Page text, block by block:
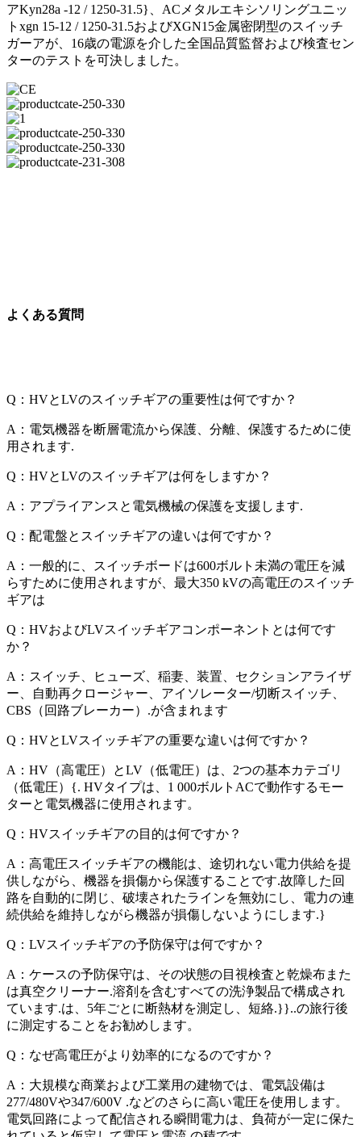
アKyn28a -12 / 1250-31.5}、ACメタルエキシソリングユニッ
トxgn 15-12 / 1250-31.5およびXGN15金属密閉型のスイッチ
ガーアが、16歳の電源を介した全国品質監督および検査セン
ターのテストを可決しました。
よくある質問
Q：HVとLVのスイッチギアの重要性は何ですか？
A：電気機器を断層電流から保護、分離、保護するために使
用されます.
Q：HVとLVのスイッチギアは何をしますか？
A：アプライアンスと電気機械の保護を支援します.
Q：配電盤とスイッチギアの違いは何ですか？
A：一般的に、スイッチボードは600ボルト未満の電圧を減
らすために使用されますが、最大350 kVの高電圧のスイッチ
ギアは
Q：HVおよびLVスイッチギアコンポーネントとは何です
か？
A：スイッチ、ヒューズ、稲妻、装置、セクションアライザ
ー、自動再クロージャー、アイソレーター/切断スイッチ、
CBS（回路ブレーカー）.が含まれます
Q：HVとLVスイッチギアの重要な違いは何ですか？
A：HV（高電圧）とLV（低電圧）は、2つの基本カテゴリ
（低電圧）{. HVタイプは、1 000ボルトACで動作するモー
ターと電気機器に使用されます。
Q：HVスイッチギアの目的は何ですか？
A：高電圧スイッチギアの機能は、途切れない電力供給を提
供しながら、機器を損傷から保護することです.故障した回
路を自動的に閉じ、破壊されたラインを無効にし、電力の連
続供給を維持しながら機器が損傷しないようにします.}
Q：LVスイッチギアの予防保守は何ですか？
A：ケースの予防保守は、その状態の目視検査と乾燥布また
は真空クリーナー.溶剤を含むすべての洗浄製品で構成され
ています.は、5年ごとに断熱材を測定し、短絡.}}..の旅行後
に測定することをお勧めします。
Q：なぜ高電圧がより効率的になるのですか？
A：大規模な商業および工業用の建物では、電気設備は
277/480Vや347/600V .などのさらに高い電圧を使用します。
電気回路によって配信される瞬間電力は、負荷が一定に保た